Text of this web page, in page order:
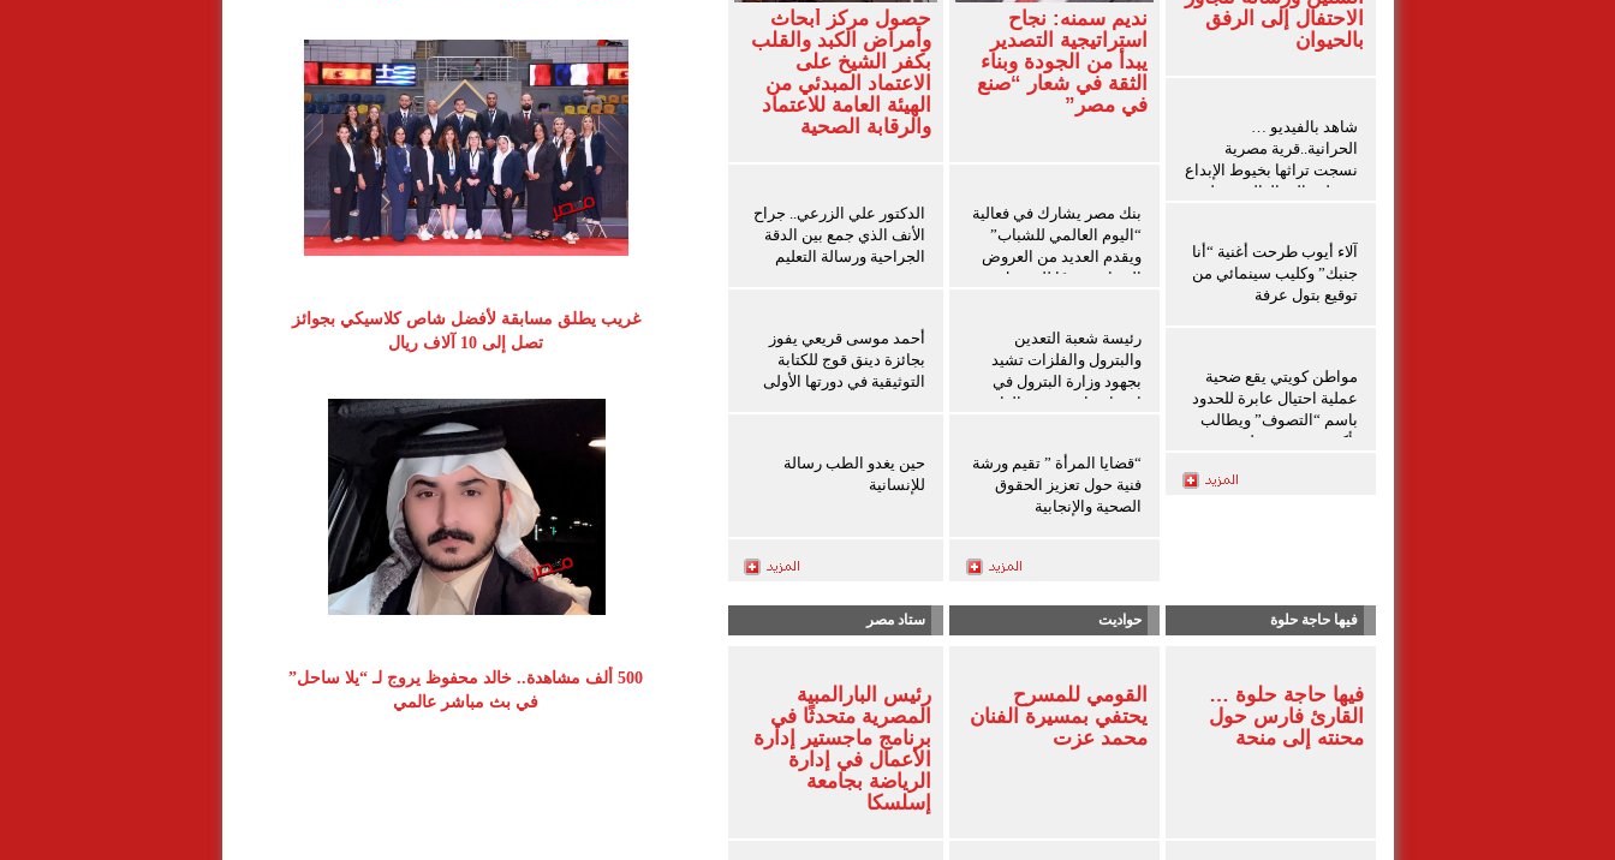
الاحتفال إلى الرفق
بالحيوان
شاهد بالفيديو …
الحرانية..قرية مصرية
نسجت تراثها بخيوط الإبداع
ووصلت إلى العالمية تعليق
آلاء أيوب طرحت أغنية “أنا
جنبك” وكليب سينمائي من
توقيع بتول عرفة
مواطن كويتي يقع ضحية
عملية احتيال عابرة للحدود
باسم “التصوف” ويطالب
بأكثر من نصف مليون
نديم سمنه: نجاح
استراتيجية التصدير
يبدأ من الجودة وبناء
الثقة في شعار “صنع
في مصر”
بنك مصر يشارك في فعالية
“اليوم العالمي للشباب”
ويقدم العديد من العروض
المجانية دعمًا للشمول
رئيسة شعبة التعدين
والبترول والفلزات تشيد
بجهود وزارة البترول في
احتواء حادث سفن الغاز
“قضايا المرأة ” تقيم ورشة
فنية حول تعزيز الحقوق
الصحية والإنجابية
حصول مركز أبحاث
وأمراض الكبد والقلب
بكفر الشيخ على
الاعتماد المبدئي من
الهيئة العامة للاعتماد
والرقابة الصحية
الدكتور علي الزرعي.. جراح
الأنف الذي جمع بين الدقة
الجراحية ورسالة التعليم
أحمد موسى قريعي يفوز
بجائزة دينق قوج للكتابة
التوثيقية في دورتها الأولى
حين يغدو الطب رسالة
للإنسانية
فيها حاجة حلوة
فيها حاجة حلوة …
القارئ فارس حول
محنته إلى منحة
حواديت
القومي للمسرح
يحتفي بمسيرة الفنان
محمد عزت
ستاد مصر
رئيس البارالمبية
المصرية متحدثًا في
برنامج ماجستير إدارة
الأعمال في إدارة
الرياضة بجامعة
إسلسكا
غريب يطلق مسابقة لأفضل شاص كلاسيكي بجوائز
تصل إلى 10 آلاف ريال
500 ألف مشاهدة.. خالد محفوظ يروج لـ “يلا ساحل”
في بث مباشر عالمي